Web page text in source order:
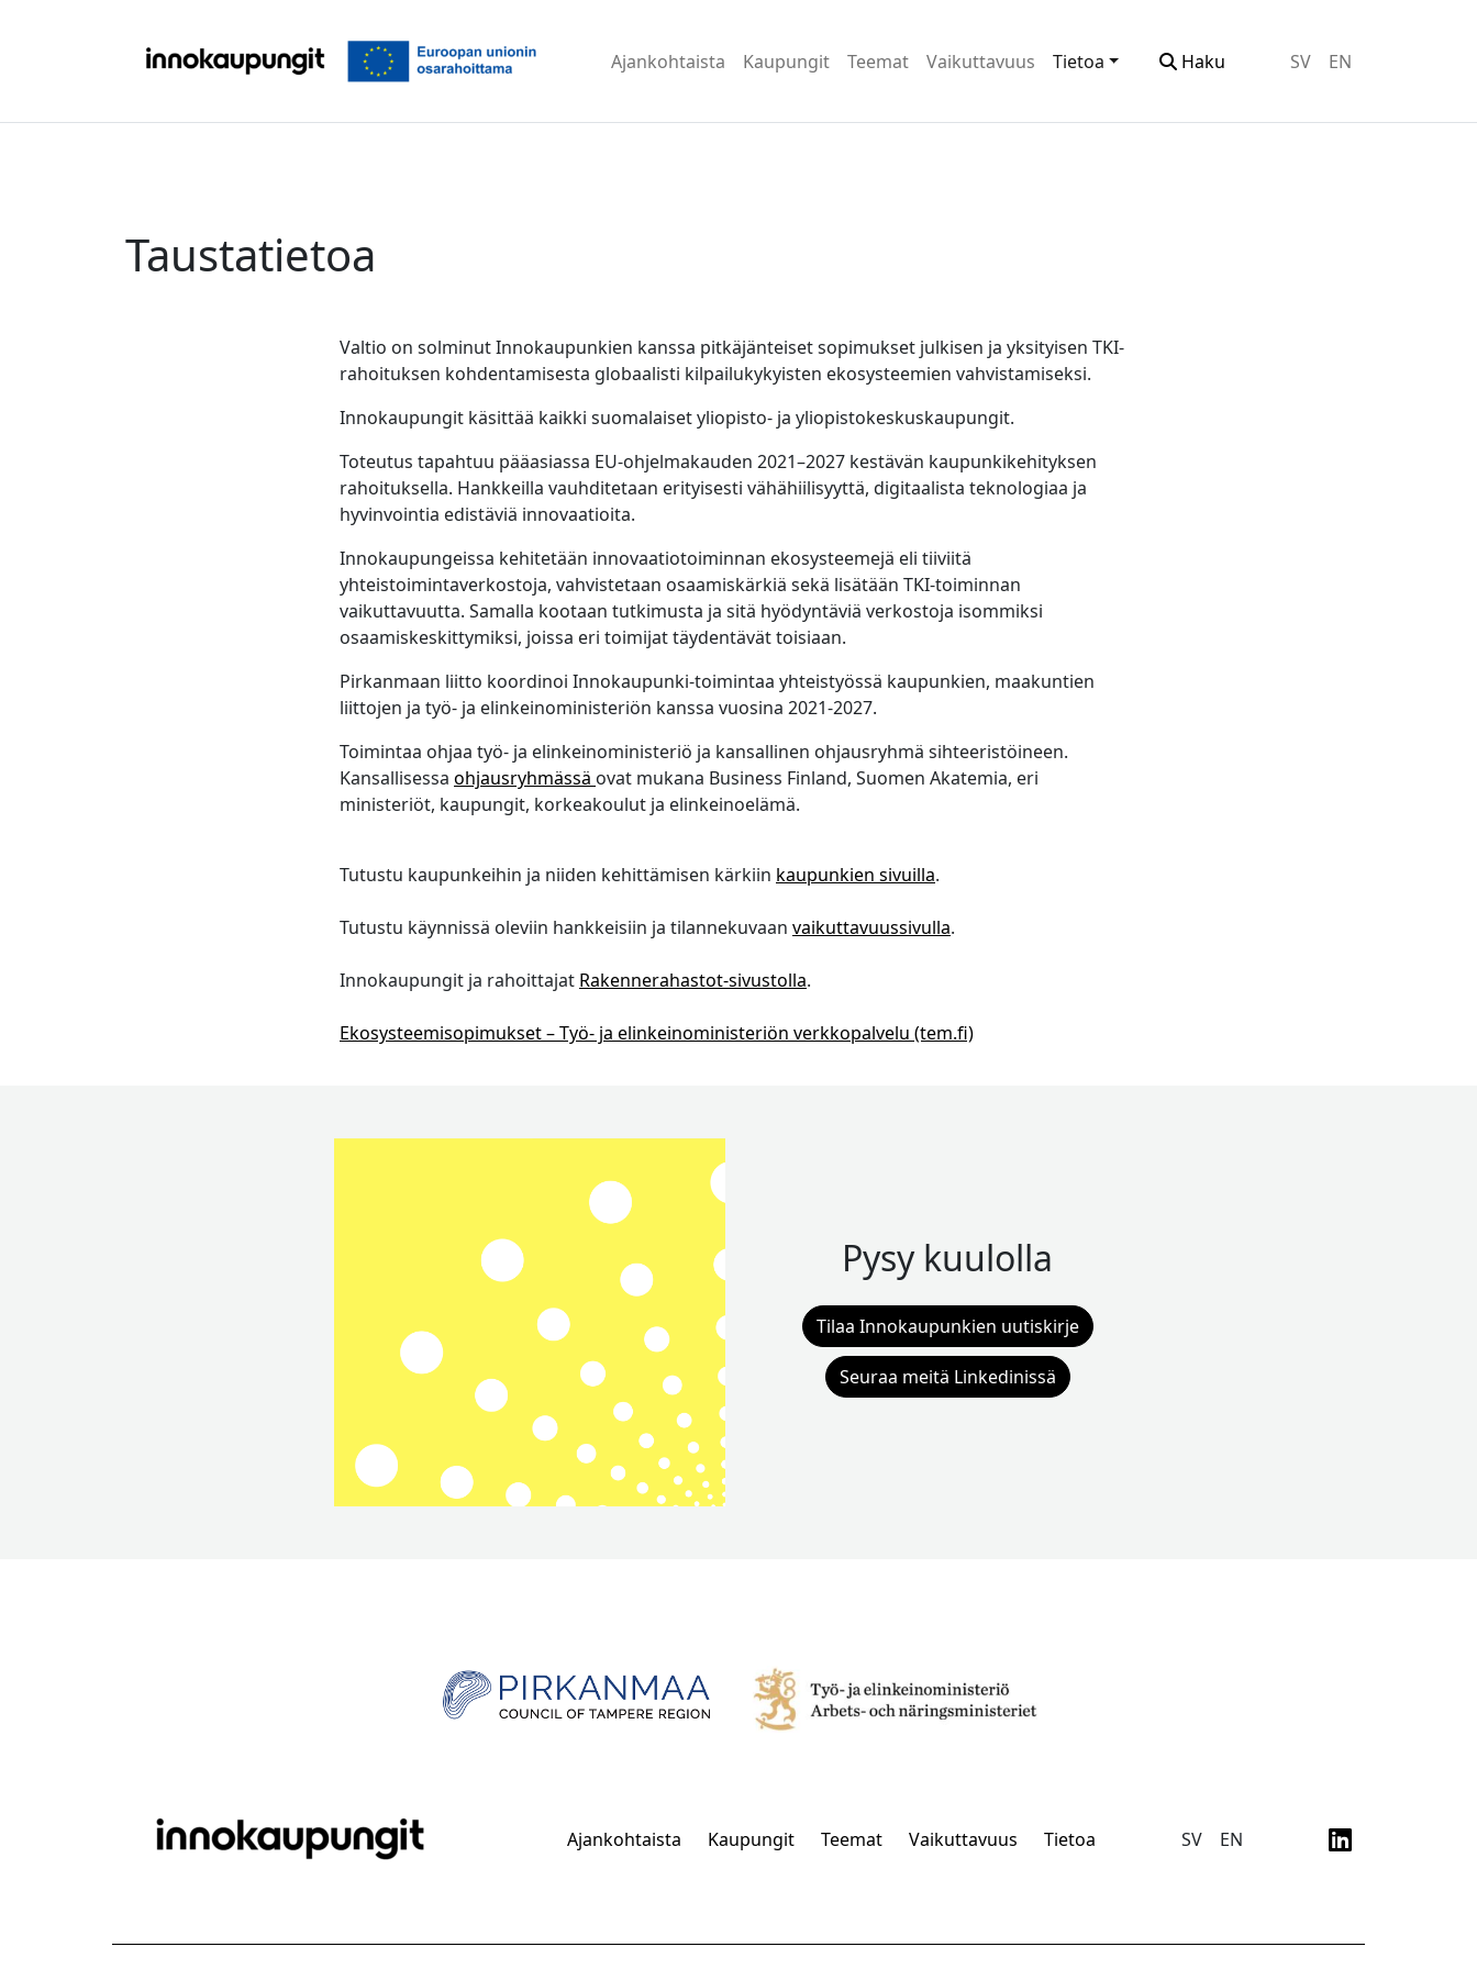
Ajankohtaista Kaupungit Teemat Vaikuttavuus Tietoa Haku SV EN
Taustatietoa
Valtio on solminut Innokaupunkien kanssa pitkäjänteiset sopimukset julkisen ja yksityisen TKI-
rahoituksen kohdentamisesta globaalisti kilpailukykyisten ekosysteemien vahvistamiseksi.
Innokaupungit käsittää kaikki suomalaiset yliopisto- ja yliopistokeskuskaupungit.
Toteutus tapahtuu pääasiassa EU-ohjelmakauden 2021–2027 kestävän kaupunkikehityksen
rahoituksella. Hankkeilla vauhditetaan erityisesti vähähiilisyyttä, digitaalista teknologiaa ja
hyvinvointia edistäviä innovaatioita.
Innokaupungeissa kehitetään innovaatiotoiminnan ekosysteemejä eli tiiviitä
yhteistoimintaverkostoja, vahvistetaan osaamiskärkiä sekä lisätään TKI-toiminnan
vaikuttavuutta. Samalla kootaan tutkimusta ja sitä hyödyntäviä verkostoja isommiksi
osaamiskeskittymiksi, joissa eri toimijat täydentävät toisiaan.
Pirkanmaan liitto koordinoi Innokaupunki-toimintaa yhteistyössä kaupunkien, maakuntien
liittojen ja työ- ja elinkeinoministeriön kanssa vuosina 2021-2027.
Toimintaa ohjaa työ- ja elinkeinoministeriö ja kansallinen ohjausryhmä sihteeristöineen.
Kansallisessa ohjausryhmässä ovat mukana Business Finland, Suomen Akatemia, eri
ministeriöt, kaupungit, korkeakoulut ja elinkeinoelämä.
Tutustu kaupunkeihin ja niiden kehittämisen kärkiin kaupunkien sivuilla.
Tutustu käynnissä oleviin hankkeisiin ja tilannekuvaan vaikuttavuussivulla.
Innokaupungit ja rahoittajat Rakennerahastot-sivustolla.
Ekosysteemisopimukset – Työ- ja elinkeinoministeriön verkkopalvelu (tem.fi)
Pysy kuulolla
Tilaa Innokaupunkien uutiskirje
Seuraa meitä Linkedinissä
Ajankohtaista Kaupungit Teemat Vaikuttavuus Tietoa SV EN